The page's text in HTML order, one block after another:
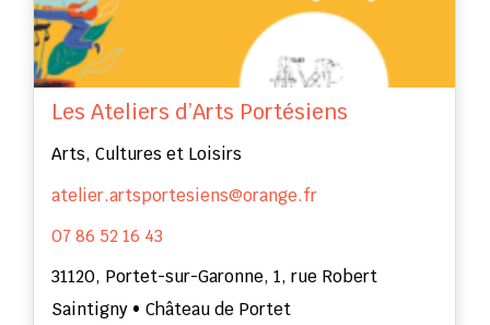
Les Ateliers d’Arts Portésiens
Arts, Cultures et Loisirs
atelier.artsportesiens@orange.fr
07 86 52 16 43
31120, Portet-sur-Garonne, 1, rue Robert
Saintigny • Château de Portet